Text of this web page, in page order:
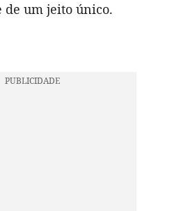
de um jeito único.